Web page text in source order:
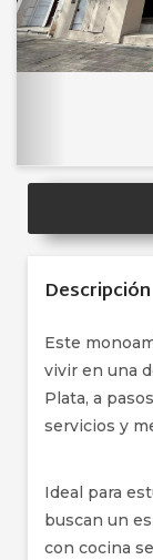
Descripción
Este
vivir en una
Plata, a
servicios y
Ideal para
buscan un
con cocina